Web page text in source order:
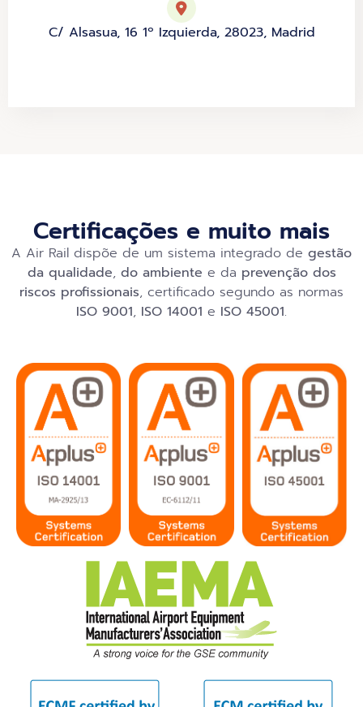
C/ Alsasua, 16 1º Izquierda, 28023, Madrid
Certificações e muito mais
A Air Rail dispõe de um sistema integrado de gestão
da qualidade, do ambiente e da prevenção dos
riscos profissionais, certificado segundo as normas
ISO 9001, ISO 14001 e ISO 45001.